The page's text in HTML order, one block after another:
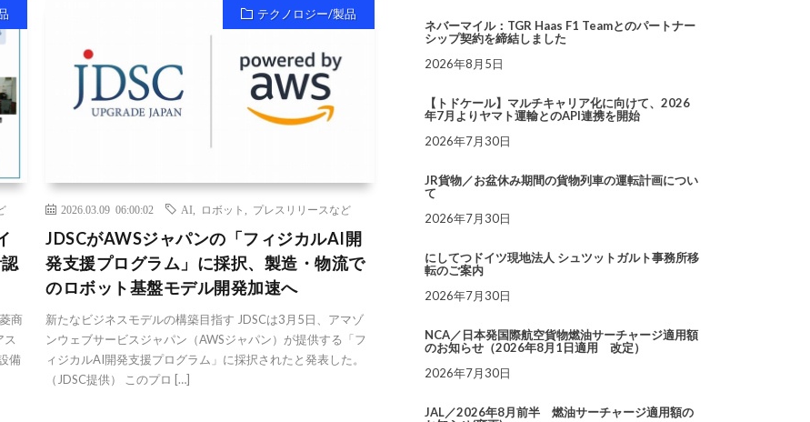
商
ス
備
テクノロジー/製品
2026.03.09 06:00:02 AI ロボット プレスリリースなど
JDSCがAWSジャパンの「フィジカルAI開
発支援プログラム」に採択、製造・物流で
のロボット基盤モデル開発加速へ
新たなビジネスモデルの構築目指す JDSCは3月5日、アマゾ
ンウェブサービスジャパン（AWSジャパン）が提供する「フ
ィジカルAI開発支援プログラム」に採択されたと発表した。
（JDSC提供） このプロ […]
ネバーマイル：TGR Haas F1 Teamとのパートナー
シップ契約を締結しました
2026年8月5日
【トドケール】マルチキャリア化に向けて、2026
年7月よりヤマト運輸とのAPI連携を開始
2026年7月30日
JR貨物／お盆休み期間の貨物列車の運転計画につい
て
2026年7月30日
にしてつドイツ現地法人 シュツットガルト事務所移
転のご案内
2026年7月30日
NCA／日本発国際航空貨物燃油サーチャージ適用額
のお知らせ（2026年8月1日適用 改定）
2026年7月30日
JAL／2026年8月前半 燃油サーチャージ適用額の